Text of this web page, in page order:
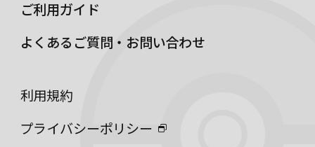
ご利用ガイド
よくあるご質問・お問い合わせ
利用規約
プライバシーポリシー